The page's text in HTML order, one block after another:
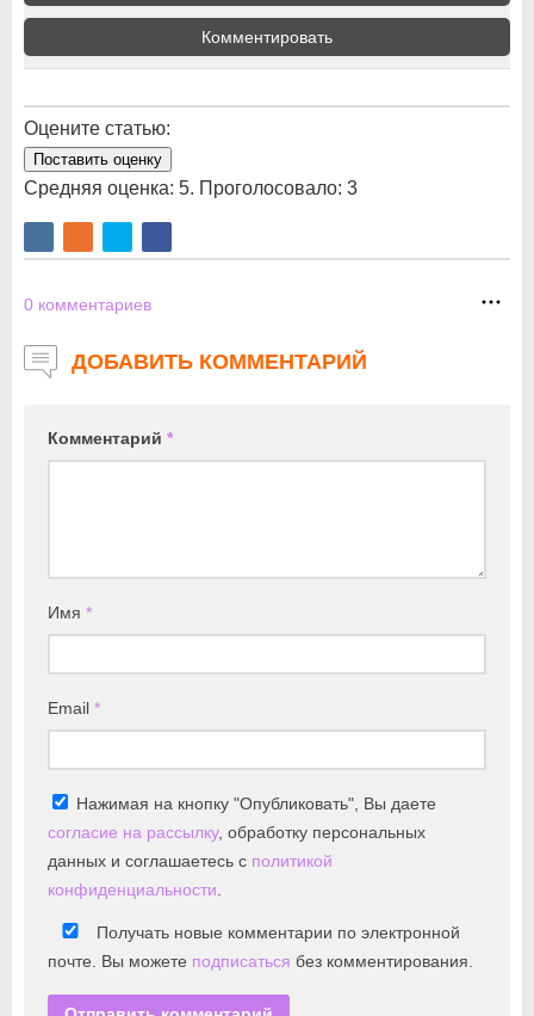
Комментировать
Оцените статью:
Поставить оценку
Средняя оценка: 5. Проголосовало: 3
0 комментариев
ДОБАВИТЬ КОММЕНТАРИЙ
Комментарий *
Имя *
Email *
Нажимая на кнопку "Опубликовать", Вы даете
согласие на рассылку, обработку персональных
данных и соглашаетесь с политикой
конфиденциальности
Получать новые комментарии по электронной
почте. Вы можете подписаться без комментирования.